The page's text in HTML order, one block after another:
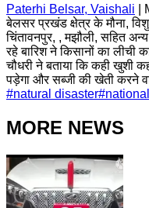
Paterhi Belsar, Vaishali
बेलसर प्रखंड क्षेत्र के मौना,
चिंतावनपुर, , मझौली, सहित
रहे बारिश ने किसानों का
चौधरी ने बताया कि कही खुशी
पड़ेगा और सब्जी की खेती करने
#natural disaster#national
MORE NEWS